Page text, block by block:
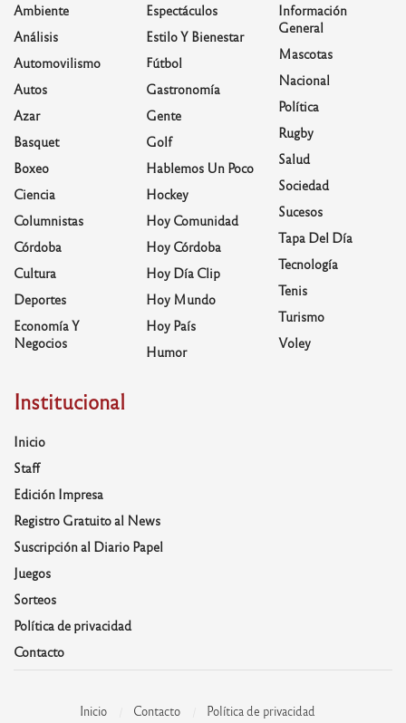
Ambiente
Análisis
Automovilismo
Autos
Azar
Basquet
Boxeo
Ciencia
Columnistas
Córdoba
Cultura
Deportes
Economía Y
Negocios
Espectáculos
Estilo Y Bienestar
Fútbol
Gastronomía
Gente
Golf
Hablemos Un Poco
Hockey
Hoy Comunidad
Hoy Córdoba
Hoy Día Clip
Hoy Mundo
Hoy País
Humor
Información
General
Mascotas
Nacional
Política
Rugby
Salud
Sociedad
Sucesos
Tapa Del Día
Tecnología
Tenis
Turismo
Voley
Institucional
Inicio
Staff
Edición Impresa
Registro Gratuito al News
Suscripción al Diario Papel
Juegos
Sorteos
Política de privacidad
Contacto
Inicio Contacto Política de privacidad